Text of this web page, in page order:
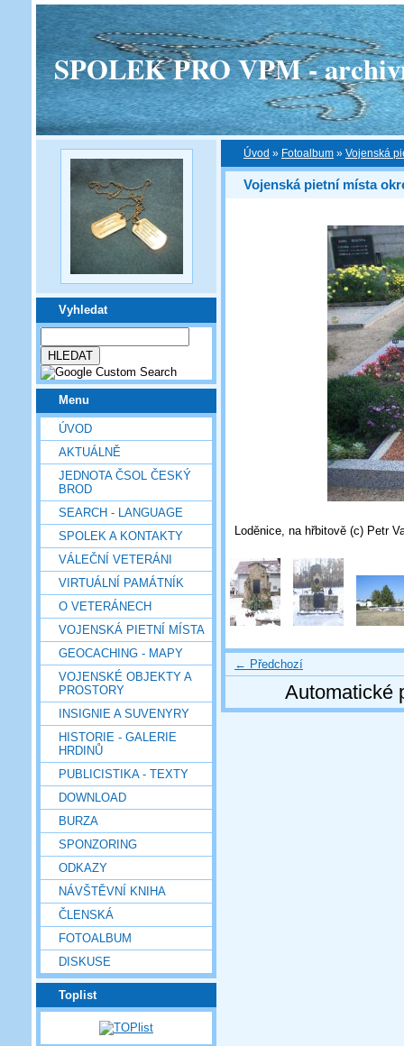
SPOLEK PRO VPM -
Vyhledat
Menu
ÚVOD
AKTUÁLNĚ
JEDNOTA ČSOL ČESKÝ
BROD
SEARCH - LANGUAGE
SPOLEK A KONTAKTY
VÁLEČNÍ VETERÁNI
VIRTUÁLNÍ PAMÁTNÍK
O VETERÁNECH
VOJENSKÁ PIETNÍ MÍSTA
GEOCACHING - MAPY
VOJENSKÉ OBJEKTY A
PROSTORY
INSIGNIE A SUVENYRY
HISTORIE - GALERIE
HRDINŮ
PUBLICISTIKA - TEXTY
DOWNLOAD
BURZA
SPONZORING
ODKAZY
NÁVŠTĚVNÍ KNIHA
ČLENSKÁ
FOTOALBUM
DISKUSE
Toplist
Úvod » Fotoalbum » Vojenská
Vojenská pietní místa
Loděnice, na hřbitově (c) Petr
← Předchozí
Automatické